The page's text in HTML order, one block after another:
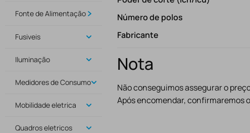
Fonte de Alimentação
Fusiveis
Iluminação
Medidores de Consumo
Mobilidade eletrica
Quadros eletricos
Número de polos
Fabricante
Nota
Não conseguimos assegurar o
Após encomendar, confirmaremos